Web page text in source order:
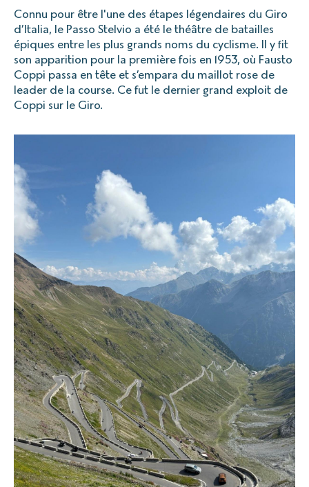
Connu pour être l'une des étapes légendaires du Giro
d’Italia, le Passo Stelvio a été le théâtre de batailles
épiques entre les plus grands noms du cyclisme. Il y fit
son apparition pour la première fois en 1953, où Fausto
Coppi passa en tête et s’empara du maillot rose de
leader de la course. Ce fut le dernier grand exploit de
Coppi sur le Giro.